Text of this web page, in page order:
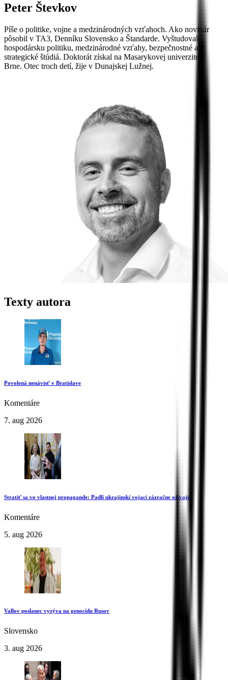
Peter Števkov
Píše o politike, vojne a medzinárodných vzťahoch. Ako novinár
pôsobil v TA3, Denníku Slovensko a Štandarde. Vyštudoval
hospodársku politiku, medzinárodné vzťahy, bezpečnostné a
strategické štúdiá. Doktorát získal na Masarykovej univerzite v
Brne. Otec troch detí, žije v Dunajskej Lužnej.
Texty autora
Povolená nenávisť v Bratislave
Komentáre
7. aug 2026
Stratiť sa vo vlastnej propagande: Padlí ukrajinskí vojaci zázračne ožívajú
Komentáre
5. aug 2026
Vallov poslanec vyzýva na genocídu Rusov
Slovensko
3. aug 2026